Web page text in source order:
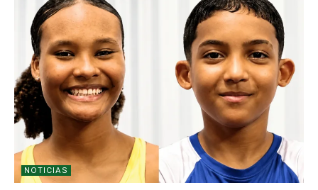
NOTICIAS